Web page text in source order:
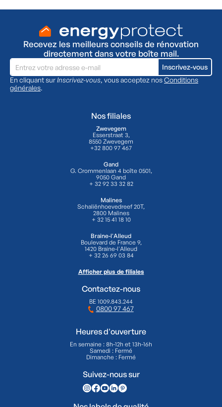
Recevez les meilleurs conseils de rénovation
directement dans votre boîte mail.
En cliquant surInscrivez-vous, vous acceptez nosConditions
générales.
Nos filiales
Zwevegem
Esserstraat 3,
8550 Zwevegem
+32 800 97 467
Gand
G. Crommenlaan 4 boîte 0501,
9050 Gand
+ 32 92 33 32 82
Malines
Schaliënhoevedreef 20T,
2800 Malines
+ 32 15 41 18 10
Braine-l'Alleud
Boulevard de France 9,
1420 Braine-l'Alleud
+ 32 26 69 03 84
Afficher plus de filiales
Contactez-nous
BE 1009.843.244
0800 97 467
Heures d'ouverture
En semaine : 8h-12h et 13h-16h
Samedi : Fermé
Dimanche : Fermé
Suivez-nous sur